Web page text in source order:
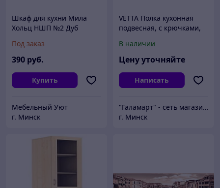
Шкаф для кухни Мила
Хольц НШП №2 Дуб
Под заказ
390 руб.
Купить
Мебельный Уют
г. Минск
VETTA Полка кухонная
подвесная, с крючками,
В наличии
Цену уточняйте
Написать
"Галамарт" - сеть магазинов постоянных распродаж
г. Минск